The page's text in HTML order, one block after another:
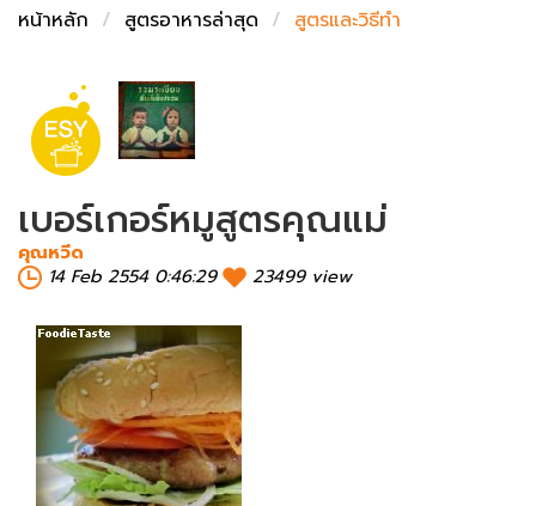
หน้าหลัก
สูตรอาหารล่าสุด สูตรและวิธีทำ
เบอร์เกอร์หมูสูตรคุณแม่
คุณหวีด
14 Feb 2554 0:46:29
23499 view